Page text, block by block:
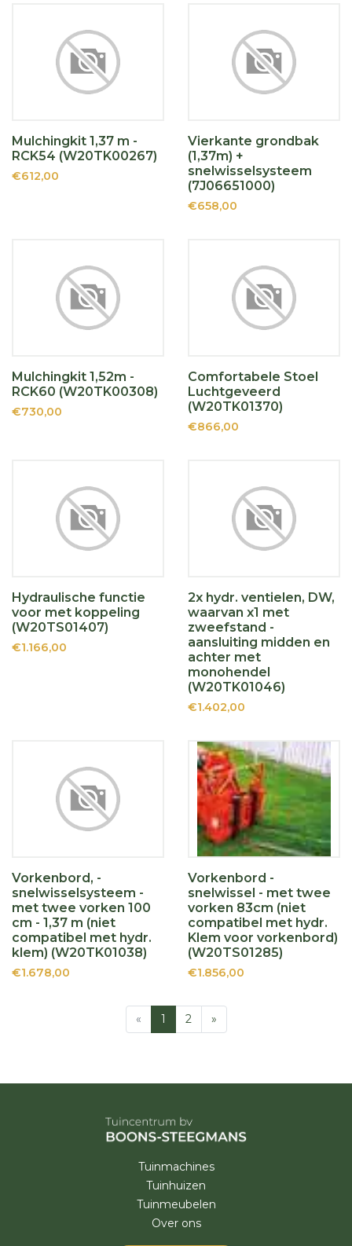
Mulchingkit 1,37 m -
RCK54 (W20TK00267)
€612,00
Vierkante grondbak
(1,37m) +
snelwisselsysteem
(7J06651000)
€658,00
Mulchingkit 1,52m -
RCK60 (W20TK00308)
€730,00
Comfortabele Stoel
Luchtgeveerd
(W20TK01370)
€866,00
Hydraulische functie
voor met koppeling
(W20TS01407)
€1.166,00
2x hydr. ventielen, DW,
waarvan x1 met
zweefstand -
aansluiting midden en
achter met
monohendel
(W20TK01046)
€1.402,00
Vorkenbord, -
snelwisselsysteem -
met twee vorken 100
cm - 1,37 m (niet
compatibel met hydr.
klem) (W20TK01038)
€1.678,00
Vorkenbord -
snelwissel - met twee
vorken 83cm (niet
compatibel met hydr.
Klem voor vorkenbord)
(W20TS01285)
€1.856,00
« 1 2 »
Tuinmachines
Tuinhuizen
Tuinmeubelen
Over ons